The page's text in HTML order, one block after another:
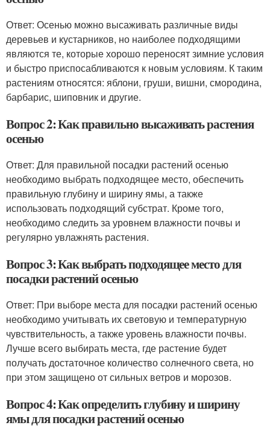
Ответ: Осенью можно высаживать различные виды
деревьев и кустарников, но наиболее подходящими
являются те, которые хорошо переносят зимние условия
и быстро приспосабливаются к новым условиям. К таким
растениям относятся: яблони, груши, вишни, смородина,
барбарис, шиповник и другие.
Вопрос 2: Как правильно высаживать растения
осенью
Ответ: Для правильной посадки растений осенью
необходимо выбрать подходящее место, обеспечить
правильную глубину и ширину ямы, а также
использовать подходящий субстрат. Кроме того,
необходимо следить за уровнем влажности почвы и
регулярно увлажнять растения.
Вопрос 3: Как выбрать подходящее место для
посадки растений осенью
Ответ: При выборе места для посадки растений осенью
необходимо учитывать их световую и температурную
чувствительность, а также уровень влажности почвы.
Лучше всего выбирать места, где растение будет
получать достаточное количество солнечного света, но
при этом защищено от сильных ветров и морозов.
Вопрос 4: Как определить глубину и ширину
ямы для посадки растений осенью